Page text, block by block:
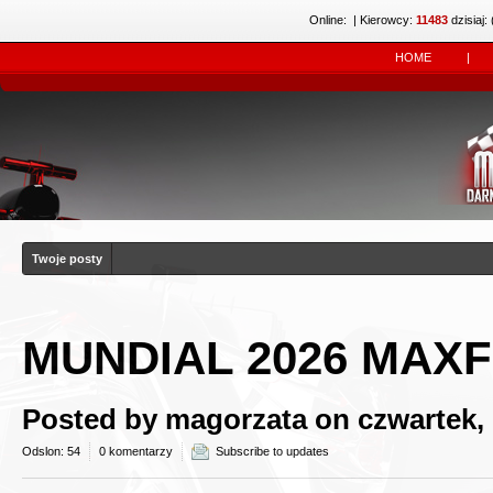
| Kierowcy: 11483 dzisiaj:
Online:
HOME |
Twoje posty
MUNDIAL 2026
Posted by magorzata on
Odslon: 54 0 komentarzy Subscribe to updates